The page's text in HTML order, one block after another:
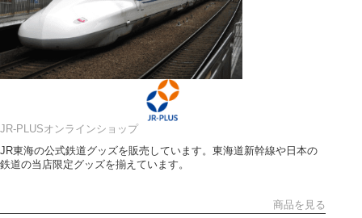
JR-PLUSオンラインショップ
JR東海の公式鉄道グッズを販売しています。東海道新幹線や日本の
鉄道の当店限定グッズを揃えています。
商品を見る